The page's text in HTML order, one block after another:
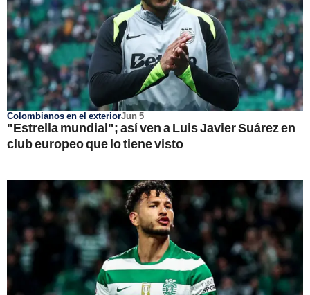
Colombianos en el exteriorJun 5
"Estrella mundial"; así ven a Luis Javier Suárez en
club europeo que lo tiene visto